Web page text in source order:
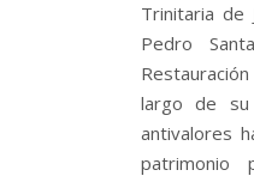
Trinitaria de
Pedro
largo de su
antivalores
patrimonio